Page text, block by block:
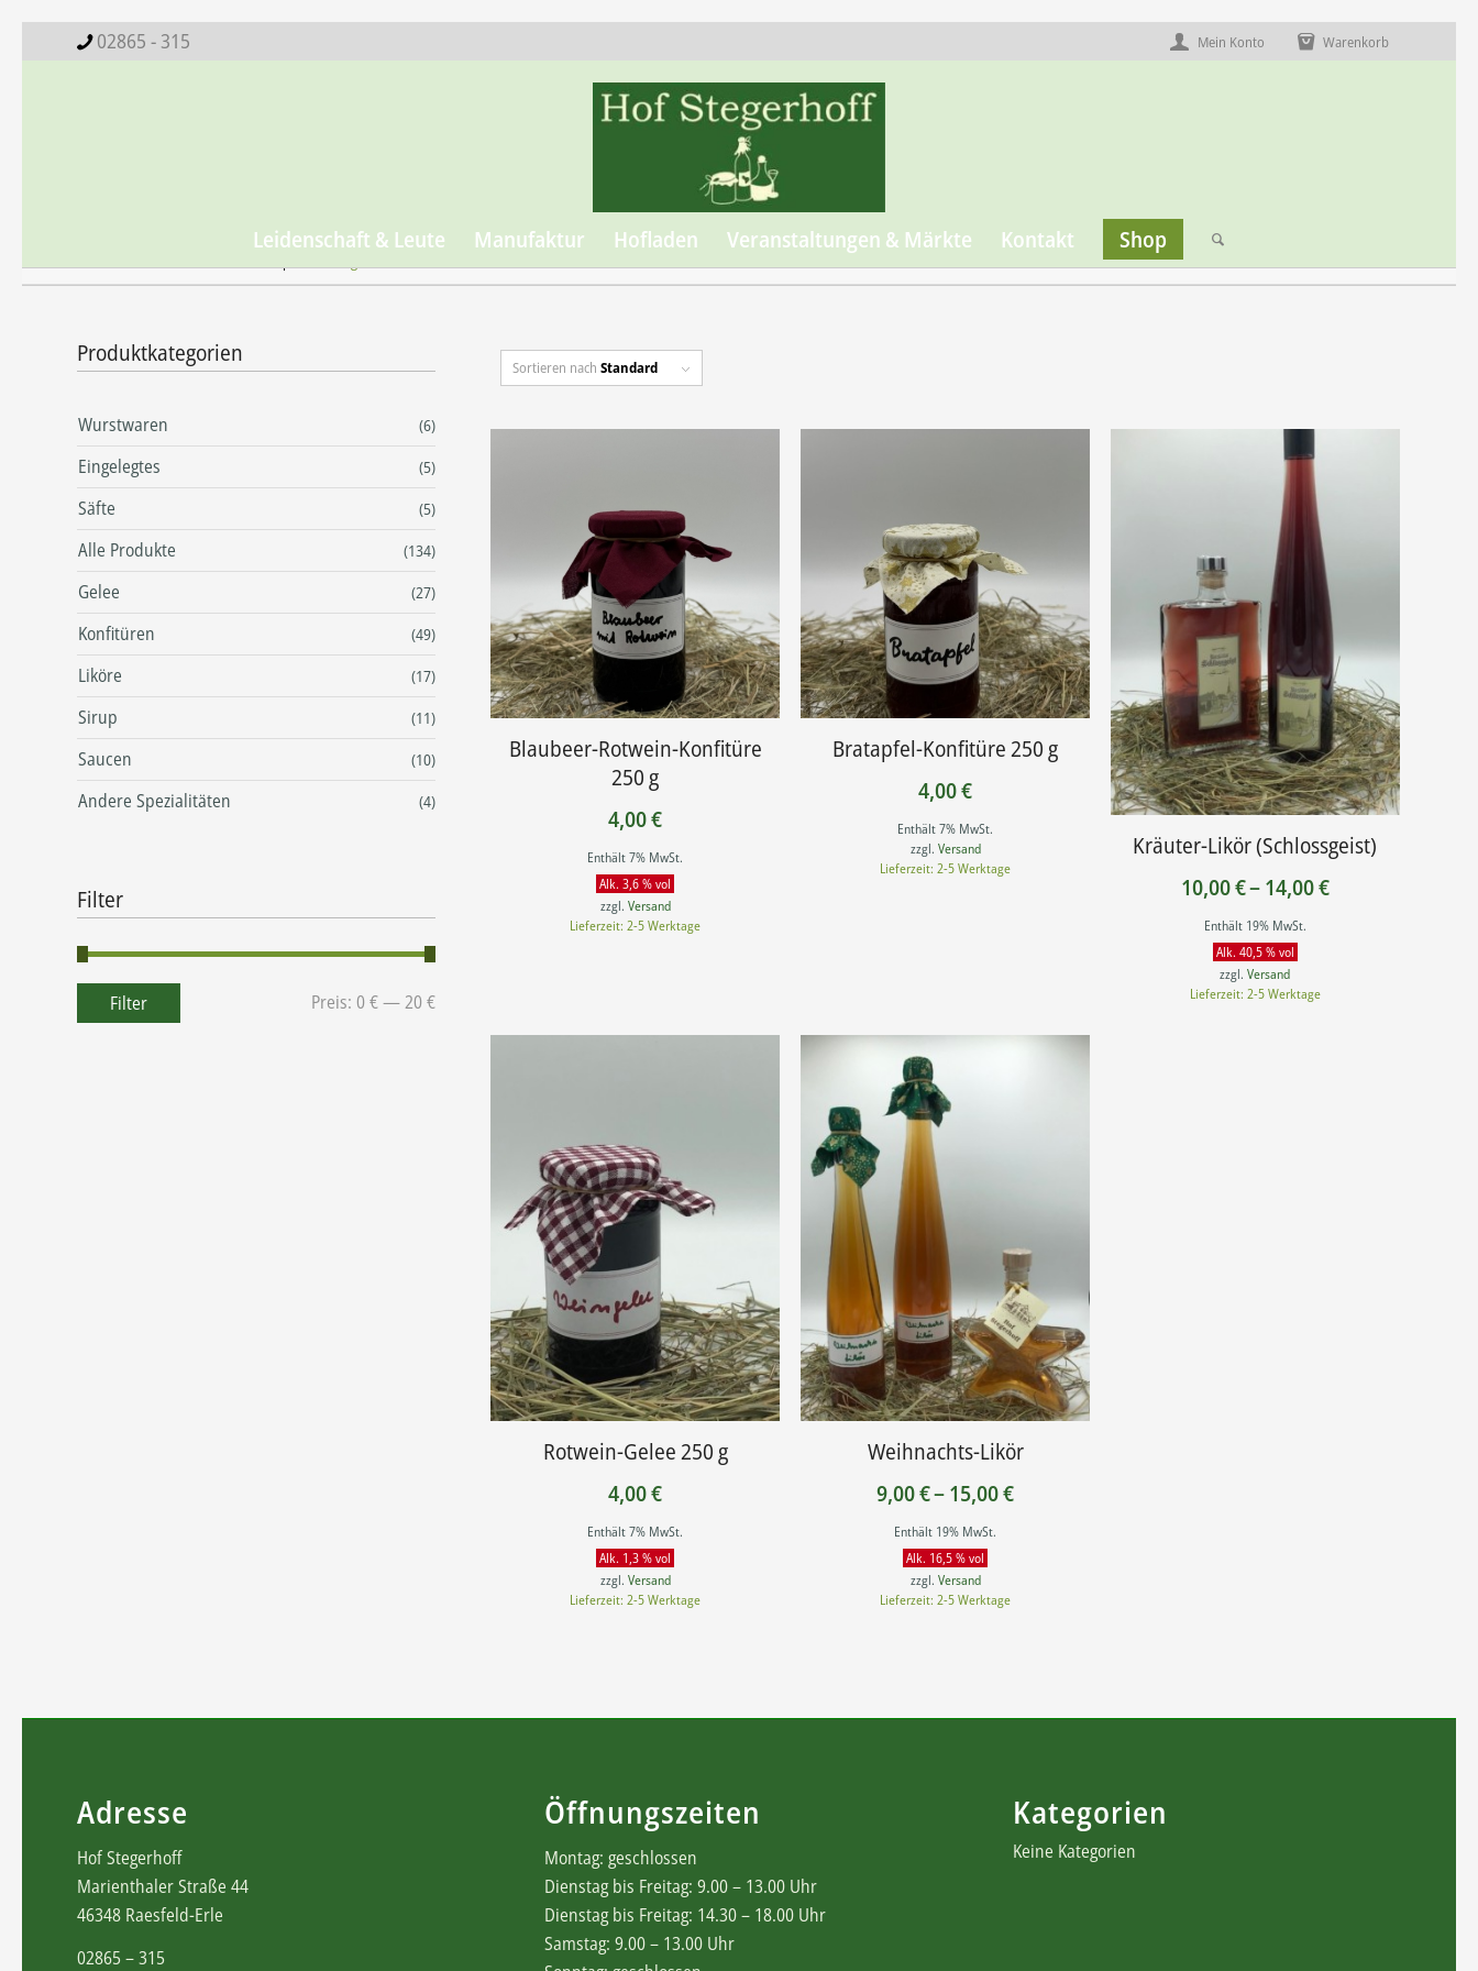
Mein Konto Warenkorb
02865 - 315
Leidenschaft & Leute Manufaktur Hofladen Veranstaltungen & Märkte Kontakt Shop
Sortieren nachStandard
Blaubeer-Rotwein-Konfitüre
250 g
4,00€
Enthält 7% MwSt.
Alk. 3,6 % vol
zzgl. Versand
Lieferzeit: 2-5 Werktage
Bratapfel-Konfitüre 250 g
4,00€
Enthält 7% MwSt.
zzgl. Versand
Lieferzeit: 2-5 Werktage
Kräuter-Likör (Schlossgeist)
10,00€–14,00€Preisspanne:
Enthält 19% MwSt.
Alk. 40,5 % vol
zzgl.Versand
Lieferzeit: 2-5 Werktage
Rotwein-Gelee 250 g
4,00€
Enthält 7% MwSt.
Alk. 1,3 % vol
zzgl. Versand
Lieferzeit: 2-5 Werktage
Weihnachts-Likör
9,00€–15,00€Preisspanne:
Enthält 19% MwSt.
Alk. 16,5 % vol
zzgl. Versand
Lieferzeit: 2-5 Werktage
Produktkategorien
Wurstwaren (6)
Eingelegtes (5)
Säfte (5)
Alle Produkte (134)
Gelee (27)
Konfitüren (49)
Liköre (17)
Sirup (11)
Saucen (10)
Andere Spezialitäten (4)
Filter
Filter Preis:0 €—20 €
Adresse
Hof Stegerhoff
Marienthaler Straße 44
46348 Raesfeld-Erle
02865 – 315
Öffnungszeiten
Montag: geschlossen
Dienstag bis Freitag: 9.00 – 13.00 Uhr
Dienstag bis Freitag: 14.30 – 18.00 Uhr
Samstag: 9.00 – 13.00 Uhr
Kategorien
Keine Kategorien